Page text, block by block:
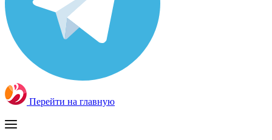
Перейти на главную